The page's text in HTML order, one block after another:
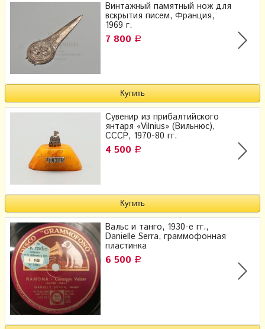
Винтажный памятный нож для
вскрытия писем, Франция,
1969 г.
7 800 Р
Сувенир из прибалтийского
янтаря «Vilnius» (Вильнюс),
СССР, 1970-80 гг.
4 500 Р
Вальс и танго, 1930-е гг.,
Danielle Serra, граммофонная
пластинка
6 500 Р